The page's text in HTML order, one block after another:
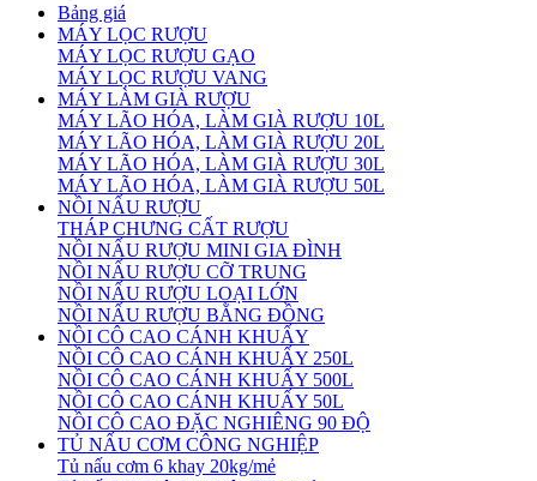
Bảng giá
MÁY LỌC RƯỢU
MÁY LỌC RƯỢU GẠO
MÁY LỌC RƯỢU VANG
MÁY LÀM GIÀ RƯỢU
MÁY LÃO HÓA, LÀM GIÀ RƯỢU 10L
MÁY LÃO HÓA, LÀM GIÀ RƯỢU 20L
MÁY LÃO HÓA, LÀM GIÀ RƯỢU 30L
MÁY LÃO HÓA, LÀM GIÀ RƯỢU 50L
NỒI NẤU RƯỢU
THÁP CHƯNG CẤT RƯỢU
NỒI NẤU RƯỢU MINI GIA ĐÌNH
NỒI NẤU RƯỢU CỠ TRUNG
NỒI NẤU RƯỢU LOẠI LỚN
NỒI NẤU RƯỢU BẰNG ĐỒNG
NỒI CÔ CAO CÁNH KHUẤY
NỒI CÔ CAO CÁNH KHUẤY 250L
NỒI CÔ CAO CÁNH KHUẤY 500L
NỒI CÔ CAO CÁNH KHUẤY 50L
NỒI CÔ CAO ĐẶC NGHIÊNG 90 ĐỘ
TỦ NẤU CƠM CÔNG NGHIỆP
Tủ nấu cơm 6 khay 20kg/mẻ